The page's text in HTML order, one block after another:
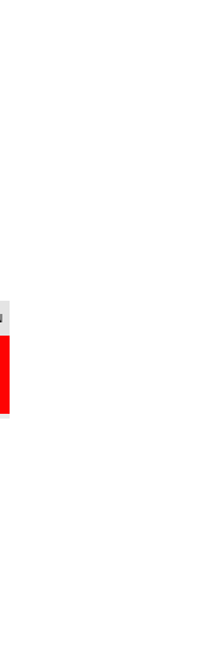
VIERNES 7 DE AGOSTO